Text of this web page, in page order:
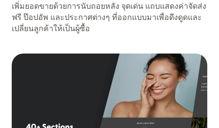
เพิ่มยอดขายด้วยการนับถอยหลัง จุดเด่น แถบแสดงค่าจัดส่ง
ฟรี ป๊อปอัพ และประกาศต่างๆ ที่ออกแบบมาเพื่อดึงดูดและ
เปลี่ยนลูกค้าให้เป็นผู้ซื้อ